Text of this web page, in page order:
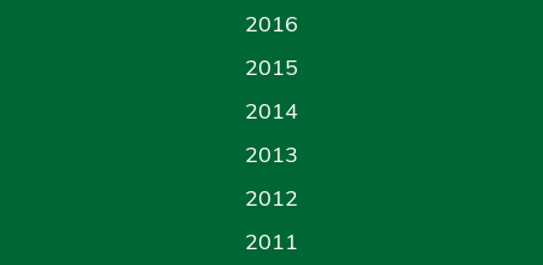
2016
2015
2014
2013
2012
2011